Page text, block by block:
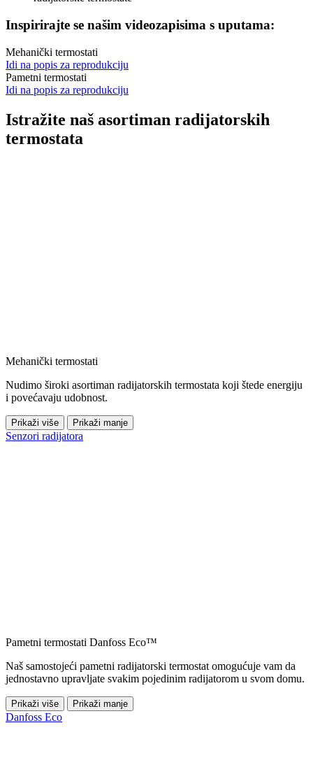
Inspirirajte se našim videozapisima s uputama:
Mehanički termostati
Idi na popis za reprodukciju
Pametni termostati
Idi na popis za reprodukciju
Istražite naš asortiman radijatorskih
termostata
Mehanički termostati
Nudimo široki asortiman radijatorskih termostata koji štede energiju
i povećavaju udobnost.
Prikaži više Prikaži manje
Senzori radijatora
Pametni termostati Danfoss Eco™
Naš samostojeći pametni radijatorski termostat omogućuje vam da
jednostavno upravljate svakim pojedinim radijatorom u svom domu.
Prikaži više Prikaži manje
Danfoss Eco